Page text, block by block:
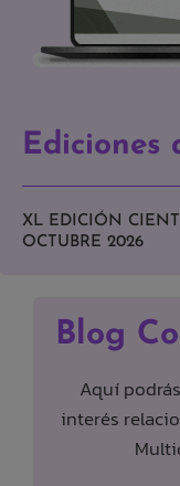
Ediciones
XL EDICIÓN
OCTUBRE 2026
Blog
Aquí
interés